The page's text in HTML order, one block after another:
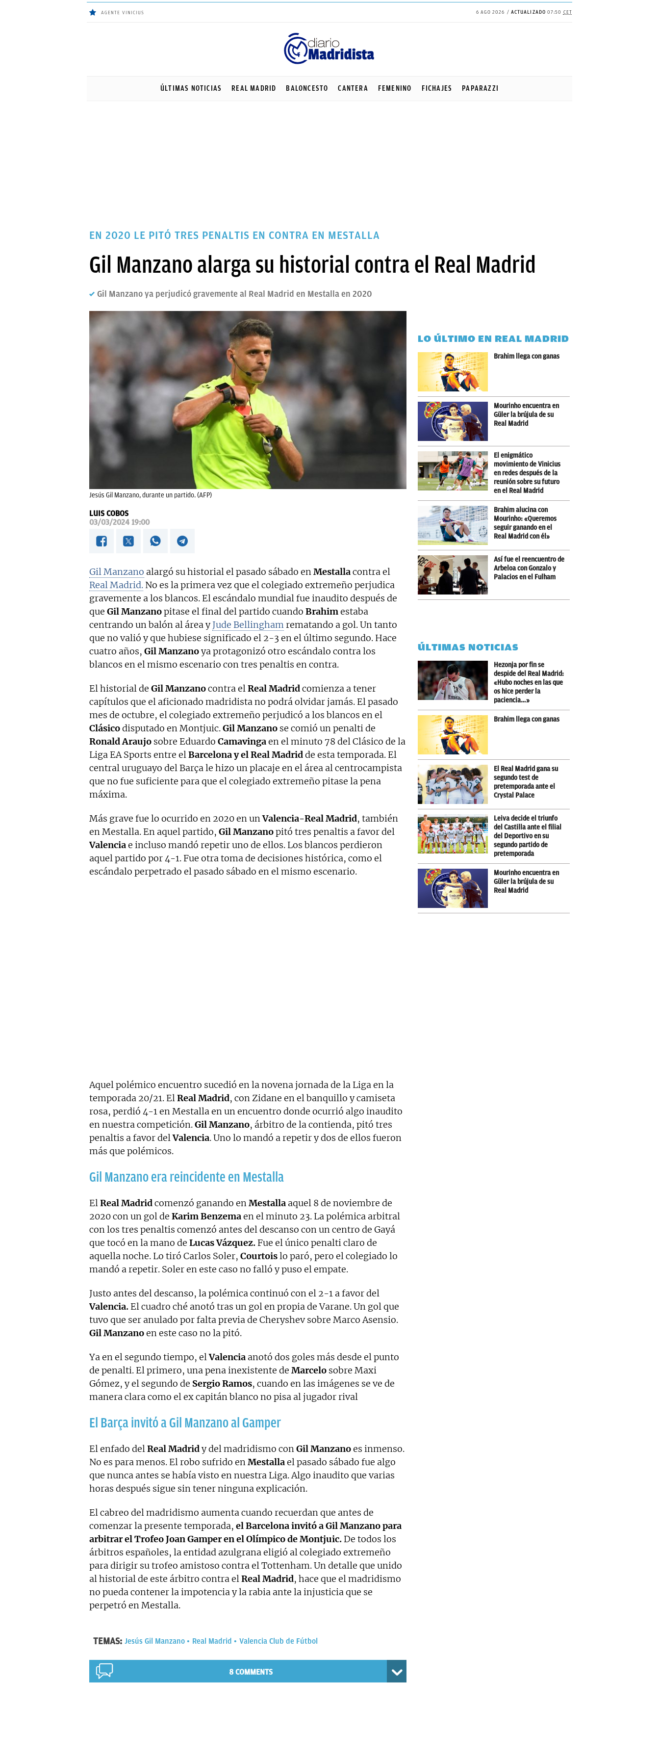
AGENTE VINICIUS 6 AGO 2026 ACTUALIZADO 07:50 CET
ÚLTIMAS NOTICIAS REAL MADRID BALONCESTO CANTERA FEMENINO FICHAJES PAPARAZZI
EN 2020 LE PITÓ TRES PENALTIS EN CONTRA EN MESTALLA
Gil Manzano alarga su historial contra el Real Madrid
Gil Manzano ya perjudicó gravemente al Real Madrid en Mestalla en 2020
Jesús Gil Manzano, durante un partido. (AFP)
LUIS COBOS
03/03/2024 19:00
Gil Manzano alargó su historial el pasado sábado enMestallacontra el
Real Madrid. No es la primera vez que el colegiado extremeño perjudica
gravemente a los blancos. El escándalo mundial fue inaudito después de
que Gil Manzanopitase el final del partido cuando Brahimestaba
centrando un balón al área yJude Bellinghamrematando a gol. Un tanto
que no valió y que hubiese significado el 2-3 en el último segundo. Hace
cuatro años, Gil Manzanoya protagonizó otro escándalo contra los
blancos en el mismo escenario con tres penaltis en contra.
El historial de Gil Manzanocontra elReal Madridcomienza a tener
capítulos que el aficionado madridista no podrá olvidar jamás. El pasado
mes de octubre, el colegiado extremeño perjudicó a los blancos en el
Clásicodisputado en Montjuic.Gil Manzano se comió un penalti de
Ronald Araujo sobre Eduardo Camavingaen el minuto 78 del Clásico de la
Liga EA Sports entre elBarcelona y el Real Madridde esta temporada. El
central uruguayo del Barça le hizo un placaje en el área al centrocampista
que no fue suficiente para que el colegiado extremeño pitase la pena
máxima.
Más grave fue lo ocurrido en 2020 en unValencia-Real Madrid, también
en Mestalla. En aquel partido, Gil Manzanopitó tres penaltis a favor del
Valenciae incluso mandó repetir uno de ellos. Los blancos perdieron
aquel partido por 4-1. Fue otra toma de decisiones histórica, como el
escándalo perpetrado el pasado sábado en el mismo escenario.
Aquel polémico encuentro sucedió en la novena jornada de la Liga en la
temporada 20/21. ElReal Madrid, con Zidane en el banquillo y camiseta
rosa, perdió 4-1 en Mestalla en un encuentro donde ocurrió algo inaudito
en nuestra competición.Gil Manzano, árbitro de la contienda, pitó tres
penaltis a favor delValencia. Uno lo mandó a repetir y dos de ellos fueron
más que polémicos.
Gil Manzano era reincidente en Mestalla
ElReal Madridcomenzó ganando enMestalla aquel 8 de noviembre de
2020 con un gol de Karim Benzemaen el minuto 23. La polémica arbitral
con los tres penaltis comenzó antes del descanso con un centro de Gayá
que tocó en la mano de Lucas Vázquez.Fue el único penalti claro de
aquella noche. Lo tiró Carlos Soler, Courtoislo paró, pero el colegiado lo
mandó a repetir. Soler en este caso no falló y puso el empate.
Justo antes del descanso, la polémica continuó con el 2-1 a favor del
Valencia. El cuadro ché anotó tras un gol en propia de Varane. Un gol que
tuvo que ser anulado por falta previa de Cheryshev sobre Marco Asensio.
Gil Manzanoen este caso no la pitó.
Ya en el segundo tiempo, elValencia anotó dos goles más desde el punto
de penalti. El primero, una pena inexistente de Marcelo sobre Maxi
Gómez, y el segundo de Sergio Ramos, cuando en las imágenes se ve de
manera clara como el ex capitán blanco no pisa al jugador rival
El Barça invitó a Gil Manzano al Gamper
El enfado delReal Madridy del madridismo conGil Manzanoes inmenso.
No es para menos. El robo sufrido enMestallael pasado sábado fue algo
que nunca antes se había visto en nuestra Liga. Algo inaudito que varias
horas después sigue sin tener ninguna explicación.
El cabreo del madridismo aumenta cuando recuerdan que antes de
comenzar la presente temporada, el Barcelona invitó a Gil Manzano para
arbitrar el Trofeo Joan Gamper en el Olímpico de Montjuic. De todos los
árbitros españoles, la entidad azulgrana eligió al colegiado extremeño
para dirigir su trofeo amistoso contra el Tottenham. Un detalle que unido
al historial de este árbitro contra elReal Madrid, hace que el madridismo
no pueda contener la impotencia y la rabia ante la injusticia que se
perpetró en Mestalla.
TEMAS: Jesús Gil Manzano Real Madrid Valencia Club de Fútbol
8 COMMENTS
LO ÚLTIMO EN REAL MADRID
Brahim llega con ganas
Mourinho encuentra en
Güler la brújula de su
Real Madrid
El enigmático
movimiento de Vinicius
en redes después de la
reunión sobre su futuro
en el Real Madrid
Brahim alucina con
Mourinho: «Queremos
seguir ganando en el
Real Madrid con él»
Así fue el reencuentro de
Arbeloa con Gonzalo y
Palacios en el Fulham
ÚLTIMAS NOTICIAS
Hezonja por fin se
despide del Real Madrid:
«Hubo noches en las que
os hice perder la
paciencia…»
Brahim llega con ganas
El Real Madrid gana su
segundo test de
pretemporada ante el
Crystal Palace
Leiva decide el triunfo
del Castilla ante el filial
del Deportivo en su
segundo partido de
pretemporada
Mourinho encuentra en
Güler la brújula de su
Real Madrid